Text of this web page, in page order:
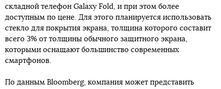
складной телефон Galaxy Fold, и при этом более
доступным по цене. Для этого планируется использовать
стекло для покрытия экрана, толщина которого составит
всего 3% от толщины обычного защитного экрана,
которыми оснащают большинство современных
смартфонов.
По данным Bloomberg, компания может представить